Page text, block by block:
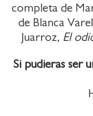
completa de
de Blanca
Juarroz, El
Si pudieras ser